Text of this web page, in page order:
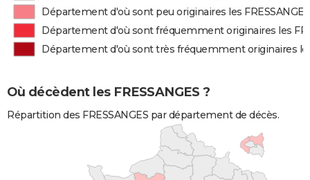
Département d'où sont peu originaires les FRESSANGES
Département d'où sont fréquemment originaires les
Département d'où sont très fréquemment originaires les
Où décèdent les FRESSANGES ?
Répartition des FRESSANGES par département de décès.